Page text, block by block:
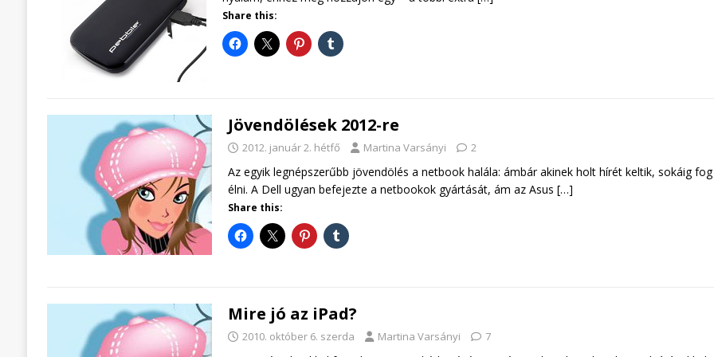
Share this:
Jövendölések 2012-re
2012. január 2. hétfő Martina Varsányi 2
Az egyik legnépszerűbb jövendölés a netbook halála: ámbár akinek holt hírét keltik, sokáig fog
élni. A Dell ugyan befejezte a netbookok gyártását, ám az Asus […]
Share this:
Mire jó az iPad?
2010. október 6. szerda Martina Varsányi 7